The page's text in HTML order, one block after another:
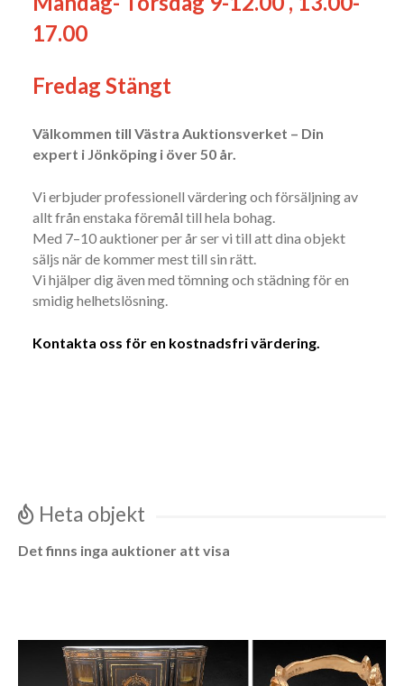
17.00
Fredag Stängt
Välkommen till Västra Auktionsverket – Din
expert i Jönköping i över 50 år.
Vi erbjuder professionell värdering och försäljning av
allt från enstaka föremål till hela bohag.
Med 7–10 auktioner per år ser vi till att dina objekt
säljs när de kommer mest till sin rätt.
Vi hjälper dig även med tömning och städning för en
smidig helhetslösning.
Kontakta oss för en kostnadsfri värdering.
Heta objekt
Det finns inga auktioner att visa